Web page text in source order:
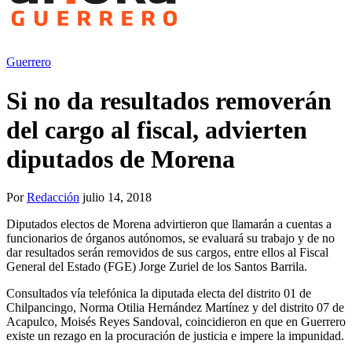
Guerrero
Si no da resultados removerán
del cargo al fiscal, advierten
diputados de Morena
PorRedacción julio 14, 2018
Diputados electos de Morena advirtieron que llamarán a cuentas a
funcionarios de órganos autónomos, se evaluará su trabajo y de no
dar resultados serán removidos de sus cargos, entre ellos al Fiscal
General del Estado (FGE) Jorge Zuriel de los Santos Barrila.
Consultados vía telefónica la diputada electa del distrito 01 de
Chilpancingo, Norma Otilia Hernández Martínez y del distrito 07 de
Acapulco, Moisés Reyes Sandoval, coincidieron en que en Guerrero
existe un rezago en la procuración de justicia e impere la impunidad.